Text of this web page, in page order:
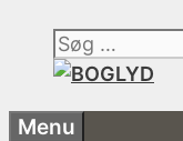
indhold
Søg
efter:
Menu